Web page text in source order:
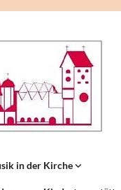
in der Kirche